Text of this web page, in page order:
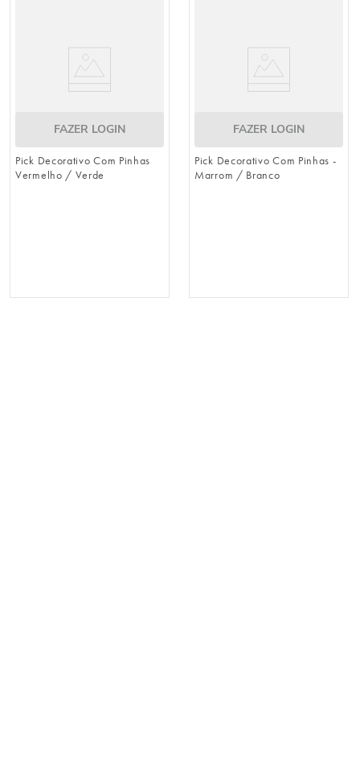
FAZER LOGIN
Pick Decorativo Com Pinhas
Vermelho / Verde
FAZER LOGIN
Pick Decorativo Com Pinhas -
Marrom / Branco